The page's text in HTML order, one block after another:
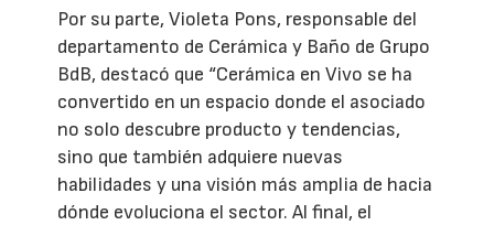
Por su parte, Violeta Pons, responsable del
departamento de Cerámica y Baño de Grupo
BdB, destacó que “Cerámica en Vivo se ha
convertido en un espacio donde el asociado
no solo descubre producto y tendencias,
sino que también adquiere nuevas
habilidades y una visión más amplia de hacia
dónde evoluciona el sector. Al final, el